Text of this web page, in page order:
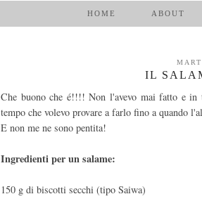
HOME ABOUT
IL
Che buono che é!!!! Non l'avevo mai fatto e
tempo che volevo provare a farlo fino a quando
E non me ne sono pentita!
Ingredienti per un salame:
150 g di biscotti secchi (tipo Saiwa)